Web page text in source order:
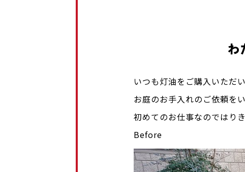
わ
いつも灯油をご購入いただ
お庭のお手入れのご依頼を
初めてのお仕事なのではり
Before